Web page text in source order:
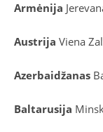
Armėnija
Austrija Viena
Azerbaidžanas
Baltarusija